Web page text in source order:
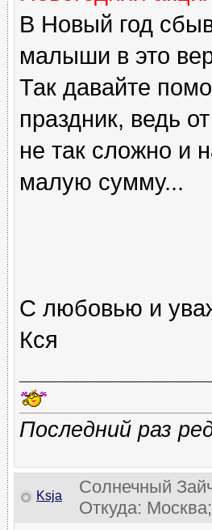
В Новый год
малыши в это
Так давайте
праздник, ведь
не так сложно и
малую сумму...
С любовью и
Кся
Последний раз
Ksja
Солнечный
Откуда: